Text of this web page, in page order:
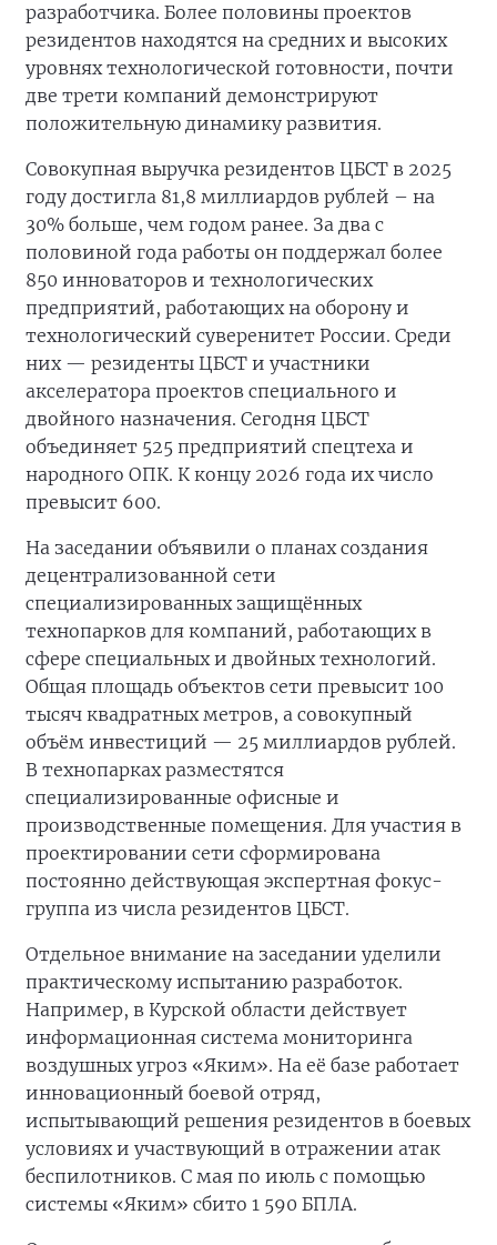
разработчика. Более половины проектов
резидентов находятся на средних и высоких
уровнях технологической готовности, почти
две трети компаний демонстрируют
положительную динамику развития.
Совокупная выручка резидентов ЦБСТ в 2025
году достигла 81,8 миллиардов рублей – на
30% больше, чем годом ранее. За два с
половиной года работы он поддержал более
850 инноваторов и технологических
предприятий, работающих на оборону и
технологический суверенитет России. Среди
них — резиденты ЦБСТ и участники
акселератора проектов специального и
двойного назначения. Сегодня ЦБСТ
объединяет 525 предприятий спецтеха и
народного ОПК. К концу 2026 года их число
превысит 600.
На заседании объявили о планах создания
децентрализованной сети
специализированных защищённых
технопарков для компаний, работающих в
сфере специальных и двойных технологий.
Общая площадь объектов сети превысит 100
тысяч квадратных метров, а совокупный
объём инвестиций — 25 миллиардов рублей.
В технопарках разместятся
специализированные офисные и
производственные помещения. Для участия в
проектировании сети сформирована
постоянно действующая экспертная фокус-
группа из числа резидентов ЦБСТ.
Отдельное внимание на заседании уделили
практическому испытанию разработок.
Например, в Курской области действует
информационная система мониторинга
воздушных угроз «Яким». На её базе работает
инновационный боевой отряд,
испытывающий решения резидентов в боевых
условиях и участвующий в отражении атак
беспилотников. С мая по июль с помощью
системы «Яким» сбито 1 590 БПЛА.